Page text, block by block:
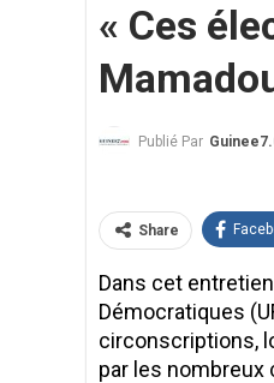
« Ces
Publié Par
Share
Dans cet
Démocratiques
circonscriptions,
par les nombreux